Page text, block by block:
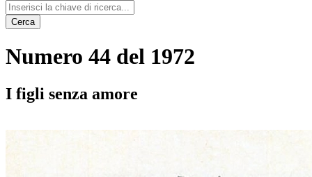
Cerca
Numero 44 del 1972
I figli senza amore